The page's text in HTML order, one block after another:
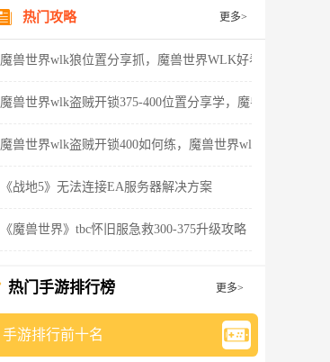
热门攻略 更多>
魔兽世界wlk狼位置分享抓，魔兽世界WLK好看的狼
魔兽世界wlk盗贼开锁375-400位置分享学，魔兽世界wlk怀
魔兽世界wlk盗贼开锁400如何练，魔兽世界wlk盗贼天赋
《战地5》无法连接EA服务器解决方案
《魔兽世界》tbc怀旧服急救300-375升级攻略
热门手游排行榜 更多>
手游排行前十名